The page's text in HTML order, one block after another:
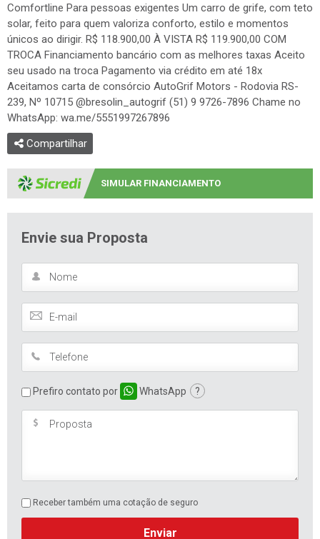
Comfortline Para pessoas exigentes Um carro de grife, com teto
solar, feito para quem valoriza conforto, estilo e momentos
únicos ao dirigir. R$ 118.900,00 À VISTA R$ 119.900,00 COM
TROCA Financiamento bancário com as melhores taxas Aceito
seu usado na troca Pagamento via crédito em até 18x
Aceitamos carta de consórcio AutoGrif Motors - Rodovia RS-
239, Nº 10715 @bresolin_autogrif (51) 9 9726-7896 Chame no
WhatsApp: wa.me/5551997267896
Compartilhar
SIMULAR FINANCIAMENTO
Envie sua Proposta
Prefiro contato por WhatsApp ?
Receber também uma cotação de seguro
Enviar